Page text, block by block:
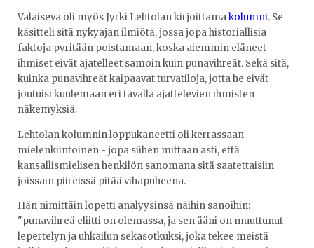
Valaiseva oli myös Jyrki Lehtolan kirjoittamakolumni. Se
käsitteli sitä nykyajan ilmiötä, jossa jopa historiallisia
faktoja pyritään poistamaan, koska aiemmin eläneet
ihmiset eivät ajatelleet samoin kuin punavihreät. Sekä sitä,
kuinka punavihreät kaipaavat turvatiloja, jotta he eivät
joutuisi kuulemaan eri tavalla ajattelevien ihmisten
näkemyksiä.
Lehtolan kolumnin loppukaneetti oli kerrassaan
mielenkiintoinen - jopa siihen mittaan asti, että
kansallismielisen henkilön sanomana sitä saatettaisiin
joissain piireissä pitää vihapuheena.
Hän nimittäin lopetti analyysinsä näihin sanoihin:
"punavihreä eliitti on olemassa, ja sen ääni on muuttunut
lepertelyn ja uhkailun sekasotkuksi, joka tekee meistä